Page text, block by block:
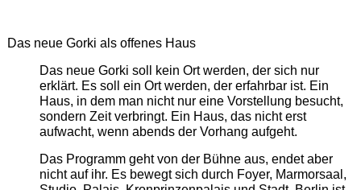
Das neue Gorki als offenes Haus
Das neue Gorki soll kein Ort werden, der sich nur
erklärt. Es soll ein Ort werden, der erfahrbar ist. Ein
Haus, in dem man nicht nur eine Vorstellung besucht,
sondern Zeit verbringt. Ein Haus, das nicht erst
aufwacht, wenn abends der Vorhang aufgeht.
Das Programm geht von der Bühne aus, endet aber
nicht auf ihr. Es bewegt sich durch Foyer, Marmorsaal,